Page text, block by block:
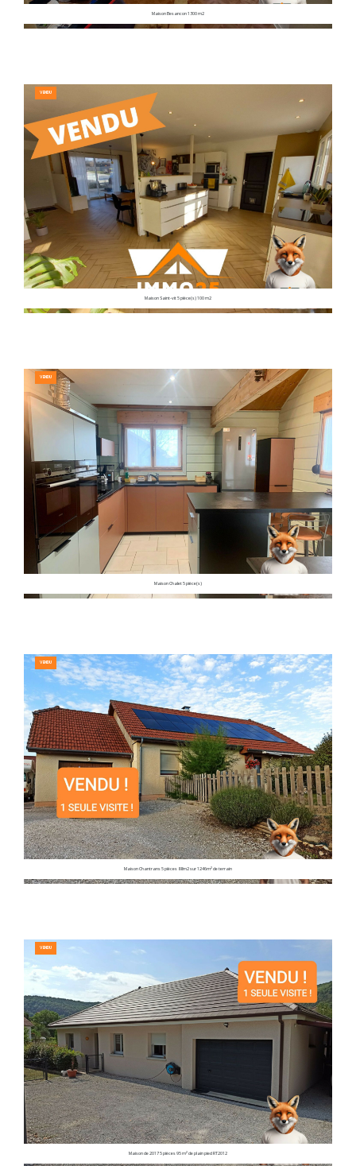
Maison Besancon 1300 m2
VENDU
Maison Saint-vit 5 pièce(s) 100 m2
VENDU
Maison Chalet 5 pièce(s)
VENDU
Maison Chantrans 5 pièces 88m2 sur 1246m² de terrain
VENDU
Maison de 2017 5 pièces 95 m² de plain pied RT2012